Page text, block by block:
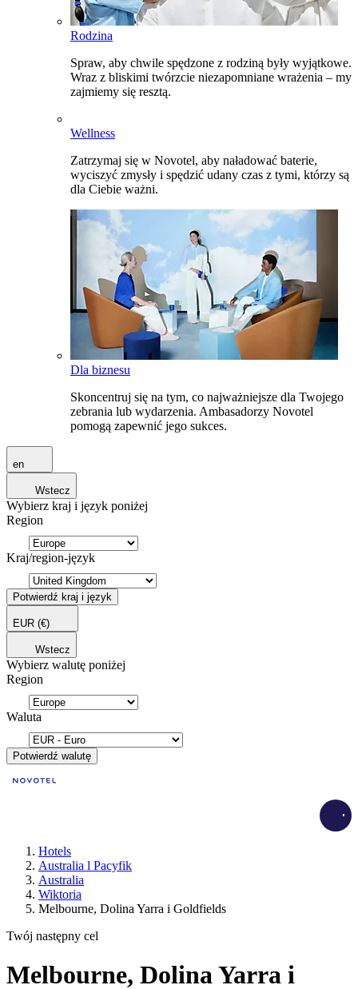
Rodzina
Spraw, aby chwile spędzone z rodziną były wyjątkowe.
Wraz z bliskimi twórzcie niezapomniane wrażenia – my
zajmiemy się resztą.
Wellness
Zatrzymaj się w Novotel, aby naładować baterie,
wyciszyć zmysły i spędzić udany czas z tymi, którzy są
dla Ciebie ważni.
Dla biznesu
Skoncentruj się na tym, co najważniejsze dla Twojego
zebrania lub wydarzenia. Ambasadorzy Novotel
pomogą zapewnić jego sukces.
en
Wstecz
Wybierz kraj i język poniżej
Region
Kraj/region-język
Potwierdź kraj i język
EUR (€)
Wstecz
Wybierz walutę poniżej
Region
Waluta
Potwierdź walutę
Hotels
Australia l Pacyfik
Australia
Wiktoria
Melbourne, Dolina Yarra i Goldfields
Twój następny cel
Melbourne, Dolina Yarra i